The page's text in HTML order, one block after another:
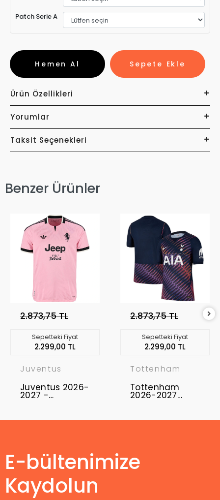
Patch Serie A
Sepete Ekle
Hemen Al
Ürün Özellikleri
Yorumlar
Taksit Seçenekleri
Benzer Ürünler
2.873,75 TL
Sepetteki Fiyat
2.299,00 TL
Juventus
Juventus 2026-
2027 -
Away
2.873,75 TL
Sepetteki Fiyat
2.299,00 TL
Tottenham
Tottenham
2026-2027
Away
E-bültenimize
Kaydolun